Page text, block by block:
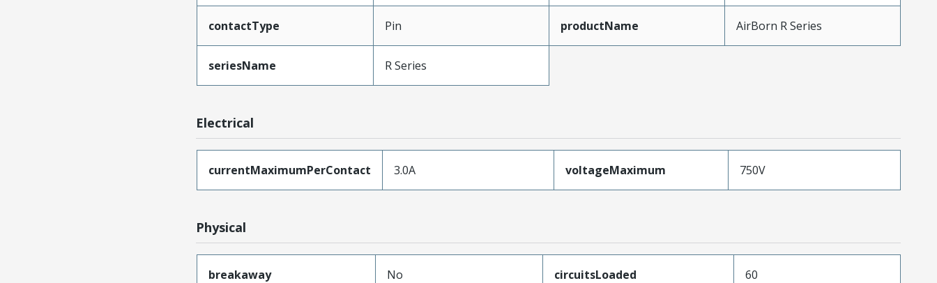
contactType Pin productName AirBorn R Series
seriesName R Series
Electrical
currentMaximumPerContact 3.0A voltageMaximum 750V
Physical
breakaway No circuitsLoaded 60